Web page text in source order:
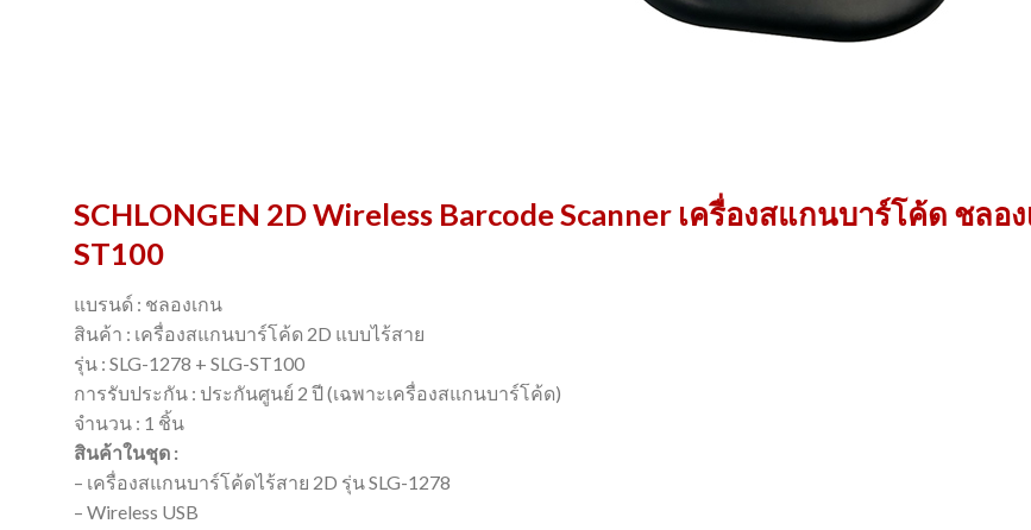
SCHLONGEN 2D Wireless Barcode Scanner เครื่องสแกนบาร์โค้ด ชลอ
ST100
แบรนด์ : ชลองเกน
สินค้า : เครื่องสแกนบาร์โค้ด 2D แบบไร้สาย
รุ่น : SLG-1278 + SLG-ST100
การรับประกัน : ประกันศูนย์ 2 ปี (เฉพาะเครื่องสแกนบาร์โค้ด)
จำนวน : 1 ชิ้น
สินค้าในชุด :
– เครื่องสแกนบาร์โค้ดไร้สาย 2D รุ่น SLG-1278
– Wireless USB